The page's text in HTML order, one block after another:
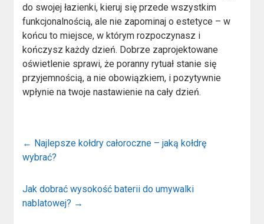
do swojej łazienki, kieruj się przede wszystkim
funkcjonalnością, ale nie zapominaj o estetyce – w
końcu to miejsce, w którym rozpoczynasz i
kończysz każdy dzień. Dobrze zaprojektowane
oświetlenie sprawi, że poranny rytuał stanie się
przyjemnością, a nie obowiązkiem, i pozytywnie
wpłynie na twoje nastawienie na cały dzień.
← Najlepsze kołdry całoroczne – jaką kołdrę
wybrać?
Jak dobrać wysokość baterii do umywalki
nablatowej? →